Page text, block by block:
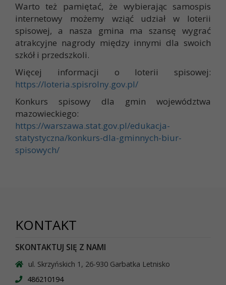
Warto też pamiętać, że wybierając samospis
internetowy możemy wziąć udział w loterii
spisowej, a nasza gmina ma szansę wygrać
atrakcyjne nagrody między innymi dla swoich
szkół i przedszkoli.
Więcej informacji o loterii spisowej:
https://loteria.spisrolny.gov.pl/
Konkurs spisowy dla gmin województwa
mazowieckiego:
https://warszawa.stat.gov.pl/edukacja-
statystyczna/konkurs-dla-gminnych-biur-
spisowych/
KONTAKT
SKONTAKTUJ SIĘ Z NAMI
ul. Skrzyńskich 1, 26-930 Garbatka Letnisko
486210194